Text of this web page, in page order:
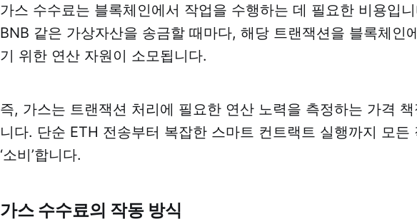
가스 수수료는 블록체인에서 작업을 수행하는 데 필요한 비용입
BNB 같은 가상자산을 송금할 때마다, 해당 트랜잭션을 블록체인
기 위한 연산 자원이 소모됩니다.
즉, 가스는 트랜잭션 처리에 필요한 연산 노력을 측정하는 가격
니다. 단순 ETH 전송부터 복잡한 스마트 컨트랙트 실행까지 모든
‘소비’합니다.
가스 수수료의 작동 방식